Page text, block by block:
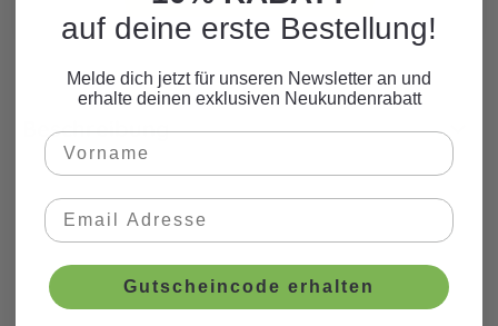
Beschreibung
auf deine erste Bestellung!
Melde dich jetzt für unseren Newsletter an und
erhalte deinen exklusiven Neukundenrabatt
Gutscheincode erhalten